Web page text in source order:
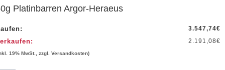
Platinbarren Argor-Heraeus
3.547,74€
2.191,08€
19% MwSt., zzgl. Versandkosten)